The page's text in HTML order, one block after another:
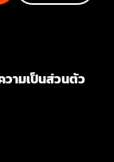
วามเป็นส่วนตัว